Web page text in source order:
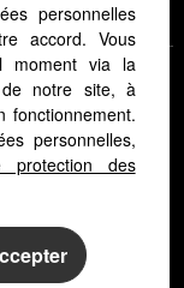
personnelles
accord. Vous
moment via la
notre site, à
fonctionnement.
personnelles,
protection des